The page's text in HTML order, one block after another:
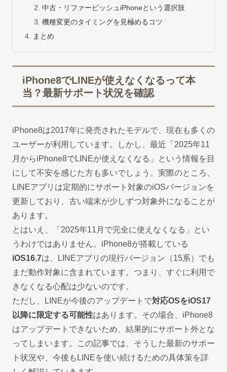
中古・リファービッシュiPhoneという選択肢
機種変更のタイミングを見極めるコツ
まとめ
iPhone8でLINEが使えなくなるって本
当？最新サポート状況を確認
iPhone8は2017年に発売されたモデルで、現在も多くの
ユーザーが利用しています。しかし、最近「2025年11
月からiPhone8でLINEが使えなくなる」という情報を目
にして不安を感じた方も多いでしょう。実際のところ、
LINEアプリは定期的にサポート対象のiOSバージョンを
更新しており、古い端末が少しずつ対象外になることが
あります。
とはいえ、「2025年11月で完全に使えなくなる」とい
うわけではありません。iPhone8が搭載している
iOS16.7は、LINEアプリの現行バージョン（15系）でも
まだ動作対象に含まれています。つまり、すぐに利用で
きなくなる心配は少ないのです。
ただし、LINEが今後のアップデートで対応OSをiOS17
以降に限定する可能性はあります。その場合、iPhone8
はアップデートできないため、結果的にサポート外とな
ってしまいます。この記事では、そうした最新のサポー
ト状況や、今後もLINEを使い続けるための具体策を詳